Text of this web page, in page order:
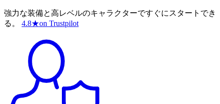
強力な装備と高レベルのキャラクターですぐにスタートでき
る。
4.8★on Trustpilot